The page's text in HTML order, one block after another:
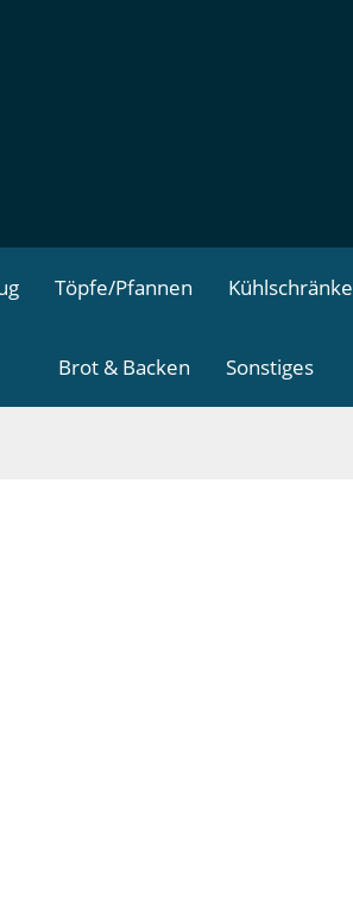
Töpfe/Pfannen Kühlschränke
Brot & Backen Sonstiges